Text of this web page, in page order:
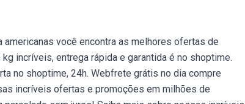
americanas você encontra as melhores ofertas de
incríveis, entrega rápida e garantida é no shoptime.
no shoptime, 24h. Webfrete grátis no dia compre
incríveis ofertas e promoções em milhões de